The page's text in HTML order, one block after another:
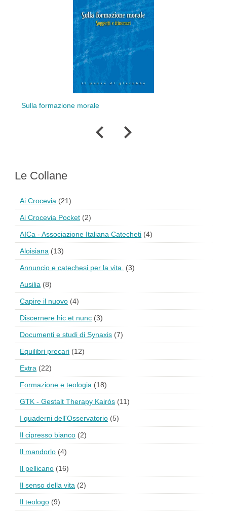
formazione morale
Le Collane
Ai Crocevia (21)
Ai Crocevia Pocket (2)
AICa - Associazione Italiana Catecheti (4)
Aloisiana (13)
Annuncio e catechesi per la vita. (3)
Ausilia (8)
Capire il nuovo (4)
Discernere hic et nunc (3)
Documenti e studi di Synaxis (7)
Equilibri precari (12)
Extra (22)
Formazione e teologia (18)
GTK - Gestalt Therapy Kairós (11)
I quaderni dell'Osservatorio (5)
Il cipresso bianco (2)
Il mandorlo (4)
Il pellicano (16)
Il senso della vita (2)
Il teologo (9)